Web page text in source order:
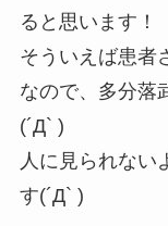
ると思います！
そういえば患者
なので、多分落
(´Д` )
人に見られない
す(´Д` )